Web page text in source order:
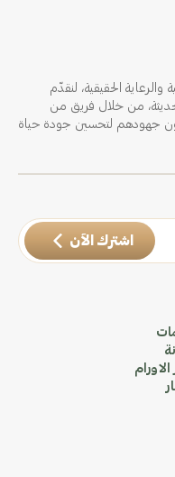
الحقيقية، لنقدّم
من خلال فريق من
جهودهم لتحسين جودة حياة
اشترك الآن
الاورام